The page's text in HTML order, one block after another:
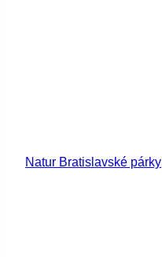
Natur Bratislavské párky